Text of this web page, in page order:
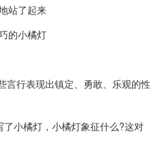
站了起来
的小橘灯
言行表现出镇定、勇敢、乐观的性
了小橘灯，小橘灯象征什么?这对